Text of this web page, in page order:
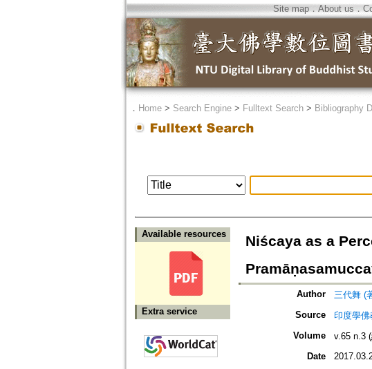
Site map．About us ．
． Home> Search Engine> Fulltext Search> Bibliography
Available resources
Extra service
Niścaya as a
Author
三代舞 (
Source
印度學
Volume
v.65 n.3
Date